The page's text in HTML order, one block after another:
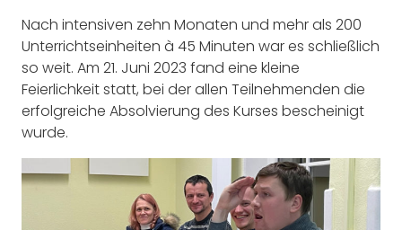
Nach intensiven zehn Monaten und mehr als 200
Unterrichtseinheiten à 45 Minuten war es schließlich
so weit. Am 21. Juni 2023 fand eine kleine
Feierlichkeit statt, bei der allen Teilnehmenden die
erfolgreiche Absolvierung des Kurses bescheinigt
wurde.